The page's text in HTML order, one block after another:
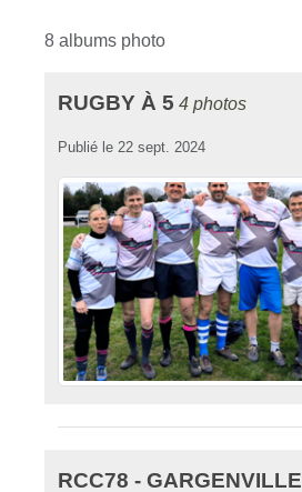
8 albums photo
RUGBY À 5 4 photos
Publié le 22 sept. 2024
RCC78 - GARGENVILLE